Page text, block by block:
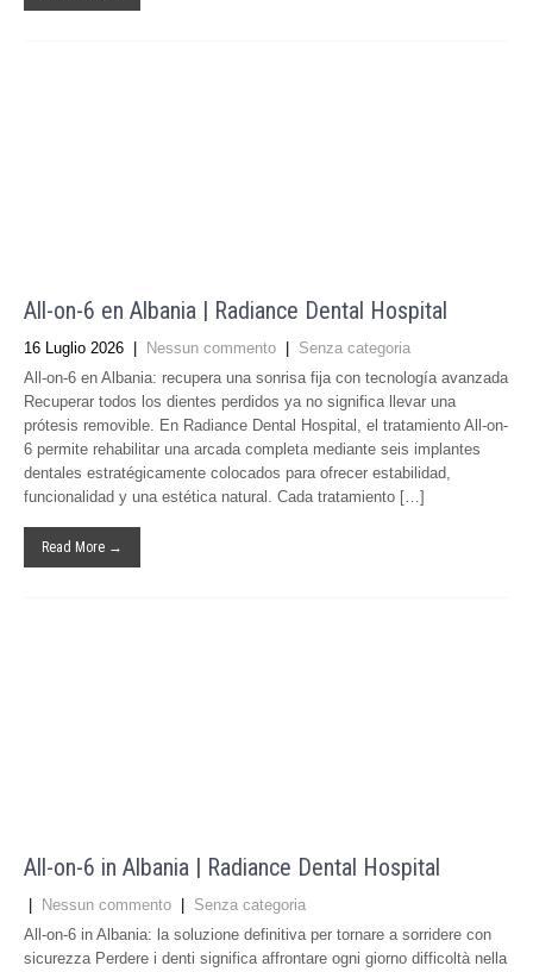
All-on-6 en Albania | Radiance Dental Hospital
16 Luglio 2026 | Nessun commento | Senza categoria
All-on-6 en Albania: recupera una sonrisa fija con tecnología avanzada
Recuperar todos los dientes perdidos ya no significa llevar una
prótesis removible. En Radiance Dental Hospital, el tratamiento All-on-
6 permite rehabilitar una arcada completa mediante seis implantes
dentales estratégicamente colocados para ofrecer estabilidad,
funcionalidad y una estética natural. Cada tratamiento […]
Read More →
All-on-6 in Albania | Radiance Dental Hospital
| Nessun commento | Senza categoria
All-on-6 in Albania: la soluzione definitiva per tornare a sorridere con
sicurezza Perdere i denti significa affrontare ogni giorno difficoltà nella